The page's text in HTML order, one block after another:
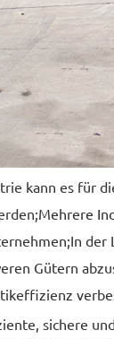
kann es für
Mehrere
der
Gütern
sichere